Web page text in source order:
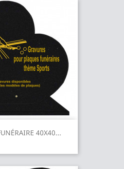
40X40...